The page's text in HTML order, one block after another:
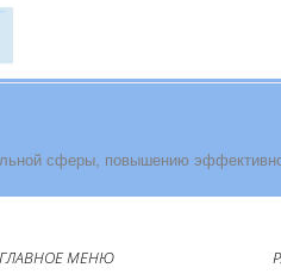
сферы, повышению
МЕНЮ